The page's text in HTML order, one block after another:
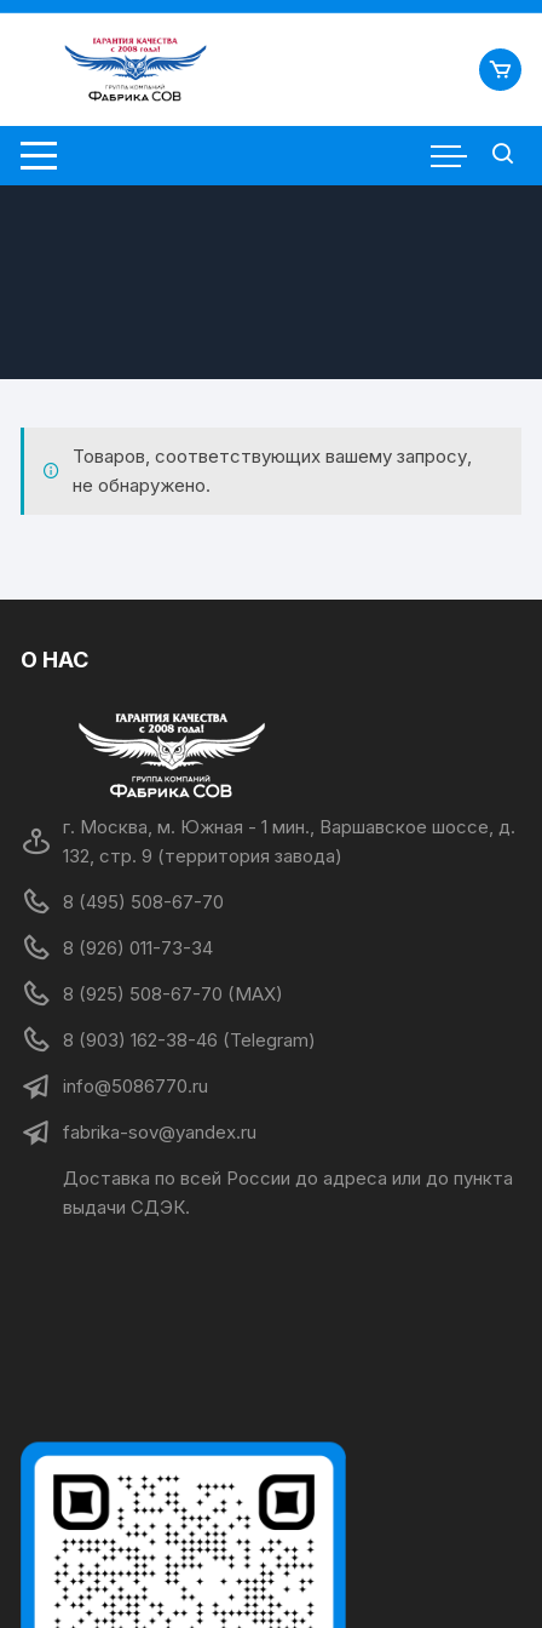
Перейти
содержимому
Товаров, соответствующих вашему запросу,
не обнаружено.
О НАС
г. Москва, м. Южная - 1 мин., Варшавское шоссе, д.
132, стр. 9 (территория завода)
8 (495) 508-67-70
8 (926) 011-73-34
8 (925) 508-67-70 (MAX)
8 (903) 162-38-46 (Telegram)
info@5086770.ru
fabrika-sov@yandex.ru
Доставка по всей России до адреса или до пункта
выдачи СДЭК.